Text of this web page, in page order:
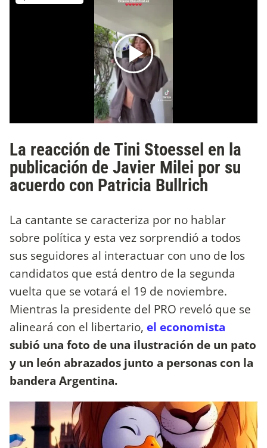
La reacción de Tini Stoessel en la
publicación de Javier Milei por su
acuerdo con Patricia Bullrich
La cantante se caracteriza por no hablar
sobre política y esta vez sorprendió a todos
sus seguidores al interactuar con uno de los
candidatos que está dentro de la segunda
vuelta que se votará el 19 de noviembre.
Mientras la presidente del PRO reveló que se
alineará con el libertario, el economista
subió una foto de una ilustración de un pato
y un león abrazados junto a personas con la
bandera Argentina.